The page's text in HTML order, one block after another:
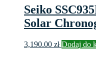
Seiko
Solar
3,190.00 zł Dodaj do